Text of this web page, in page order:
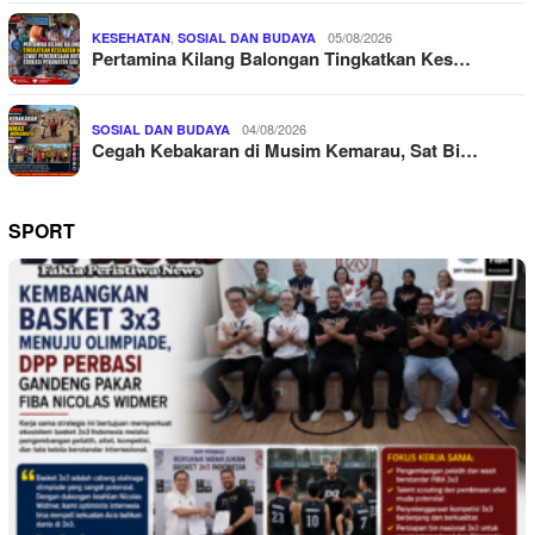
KESEHATAN SOSIAL DAN BUDAYA 05/08/2026
Pertamina Kilang Balongan Tingkatkan Kes…
SOSIAL DAN BUDAYA 04/08/2026
Cegah Kebakaran di Musim Kemarau, Sat Bi…
SPORT